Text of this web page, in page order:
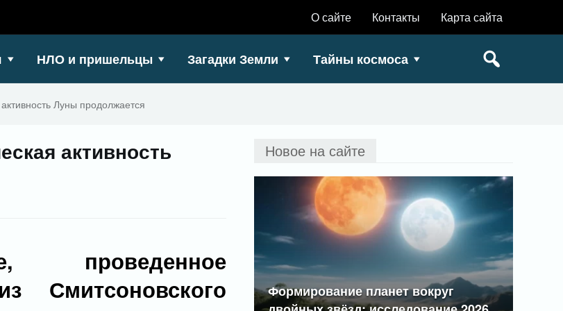
О сайте Контакты Карта сайта
НЛО и пришельцы Загадки Земли Тайны космоса
Луны продолжается
активность
проведенное
Смитсоновского
Новое на сайте
Формирование планет вокруг